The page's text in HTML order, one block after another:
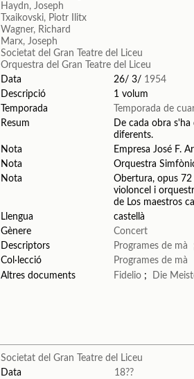
Haydn, Joseph
Txaikovski, Piotr Ilitx
Wagner, Richard
Marx, Joseph
Societat del Gran Teatre del Liceu
Orquestra del Gran Teatre del Liceu
Data
26/ 3/ 1954
Descripció
1 volum
Temporada
Temporada de
Resum
De cada obra
diferents.
Nota
Empresa José F.
Nota
Orquestra
Nota
Obertura, opus
violoncel i
de Los maestros
Llengua
castellà
Gènere
Concert
Descriptors
Programes de mà
Col·lecció
Programes de mà
Altres documents
Fidelio ; Die
Societat del Gran Teatre del Liceu
Data
18??